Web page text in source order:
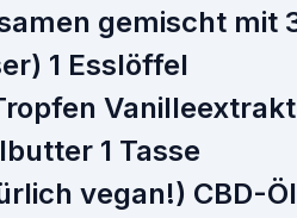
gemischt mit
1 Esslöffel
Vanilleextrakt
1 Tasse
vegan!) CBD-Öl